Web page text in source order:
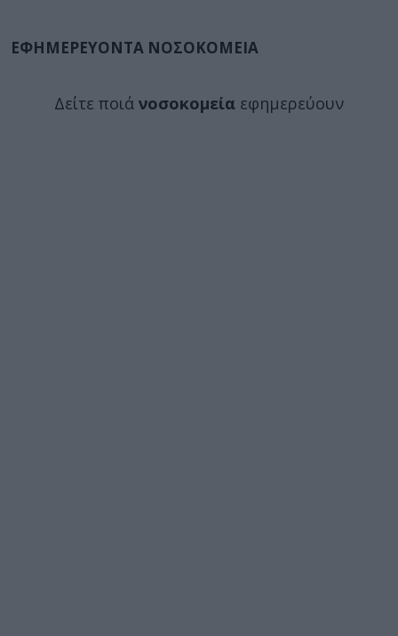
ΕΦΗΜΕΡΕΥΟΝΤΑ ΝΟΣΟΚΟΜΕΙΑ
Δείτε ποιά νοσοκομεία εφημερεύουν